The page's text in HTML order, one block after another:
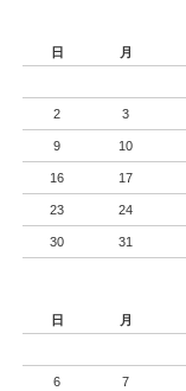
日
月
2 3
9 10
16 17
23 24
30 31
日
月
6 7